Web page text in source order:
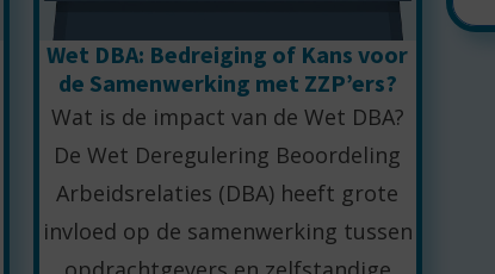
Wet DBA: Bedreiging of Kans voor
de Samenwerking met ZZP’ers?
Wat is de impact van de Wet DBA?
De Wet Deregulering Beoordeling
Arbeidsrelaties (DBA) heeft grote
invloed op de samenwerking tussen